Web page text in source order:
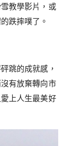
教學影片，或
跌摔噗了。
跳的成就感，
有放棄轉向市
上人生最美好